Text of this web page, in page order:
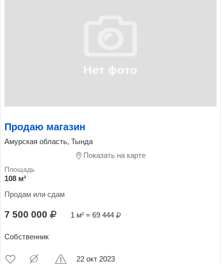
Продаю магазин
Амурская область, Тында
Показать на карте
108 м²
Продам или сдам
7 500 000 1 м² = 69 444
Собственник
22 окт 2023